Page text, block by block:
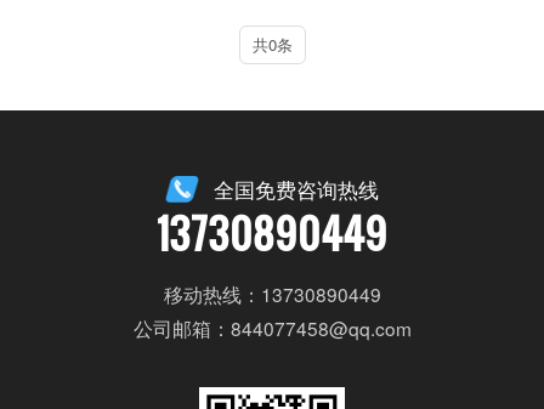
共0条
全国免费咨询热线
13730890449
移动热线：13730890449
公司邮箱：844077458@qq.com